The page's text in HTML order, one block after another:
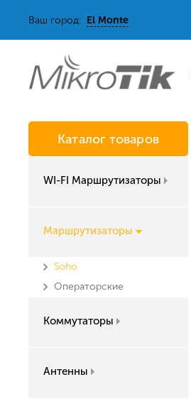
Ваш город: El Monte
Каталог товаров
WI-FI Маршрутизаторы
Маршрутизаторы
Soho
Операторские
Коммутаторы
Антенны